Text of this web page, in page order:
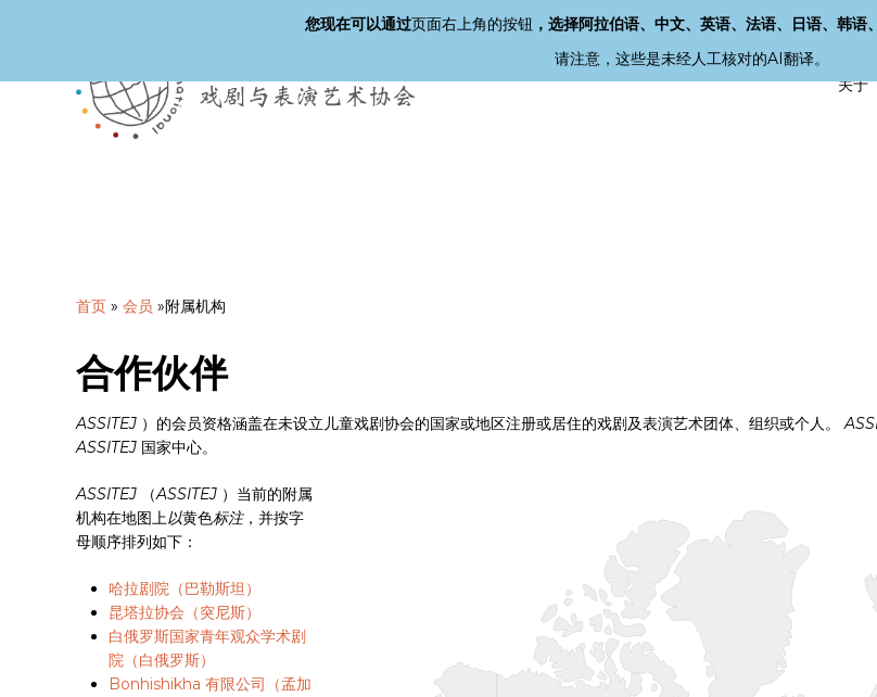
关于
首页 » 会员 »附属机构
合作伙伴
ASSITEJ ）的会员资格涵盖在未设立儿童戏剧协会的国家或地区注册或居住的戏剧及表演艺术团体、组织或个人。
ASSITEJ 国家中心。
ASSITEJ （ASSITEJ ）当前的附属
机构在地图上以黄色标注，并按字
母顺序排列如下：
哈拉剧院（巴勒斯坦）
昆塔拉协会（突尼斯）
白俄罗斯国家青年观众学术剧
院（白俄罗斯）
Bonhishikha 有限公司（孟加
您现在可以通过页面右上角的按钮 ，选择阿拉伯语、中文、英语、法语、日语、韩语
请注意，这些是未经人工核对的AI翻译。